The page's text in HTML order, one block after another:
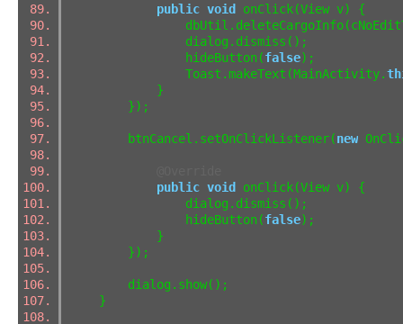
public void onClick(View v) {
dialog.dismiss();
hideButton(false);
Toast.makeText(MainActivity.
}
});
btnCancel.setOnClickListener(new
public void onClick(View v) {
dialog.dismiss();
hideButton(false);
}
});
dialog.show();
}